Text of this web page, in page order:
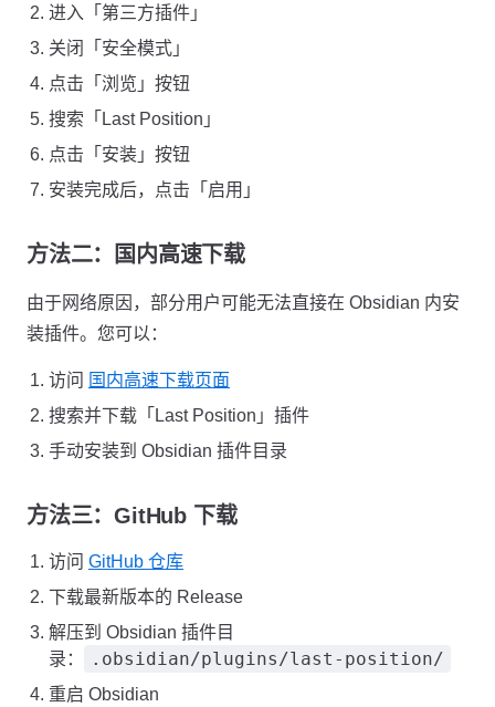
进入「第三方插件」
关闭「安全模式」
点击「浏览」按钮
搜索「Last Position」
点击「安装」按钮
安装完成后，点击「启用」
方法二：国内高速下载
由于网络原因，部分用户可能无法直接在 Obsidian 内安
装插件。您可以：
访问 国内高速下载页面
搜索并下载「Last Position」插件
手动安装到 Obsidian 插件目录
方法三：GitHub 下载
访问 GitHub 仓库
下载最新版本的 Release
解压到 Obsidian 插件目
录：
.obsidian/plugins/last-position/
重启 Obsidian